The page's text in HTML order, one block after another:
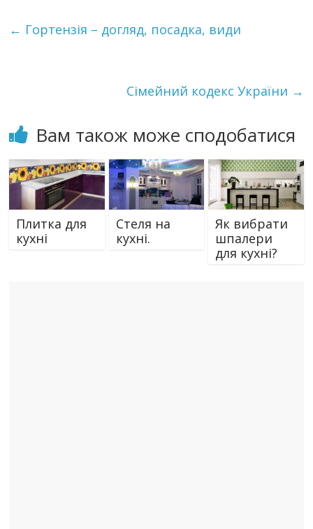
← Гортензія – догляд, посадка, види
Сімейний кодекс України →
Вам також може сподобатися
Плитка для
кухні
Cтеля на
кухні.
Як вибрати
шпалери
для кухні?